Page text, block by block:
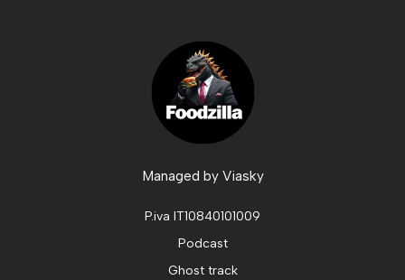
Managed by Viasky
P.iva IT10840101009
Podcast
Ghost track